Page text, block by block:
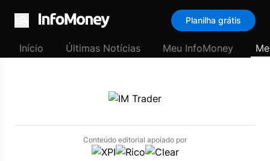
Menu
Planilha grátis
Início Últimas Notícias Meu InfoMoney
Conteúdo editorial apoiado por